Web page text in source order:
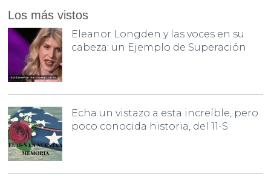
Los más vistos
Eleanor Longden y las voces en su
cabeza: un Ejemplo de Superación
Echa un vistazo a esta increíble, pero
poco conocida historia, del 11-S